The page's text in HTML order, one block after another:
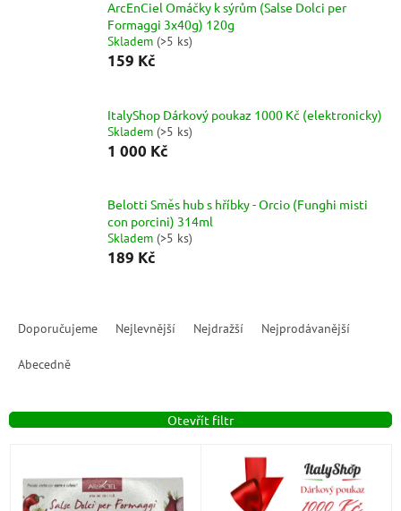
ArcEnCiel Omáčky k sýrům (Salse Dolci per
Formaggi 3x40g) 120g
Skladem (>5 ks)
159 Kč
ItalyShop Dárkový poukaz 1000 Kč (elektronicky)
Skladem (>5 ks)
1 000 Kč
Belotti Směs hub s hříbky - Orcio (Funghi misti
con porcini) 314ml
Skladem (>5 ks)
189 Kč
p
Doporučujeme Nejlevnější Nejdražší Nejprodávanější
Abecedně
Otevřít filtr